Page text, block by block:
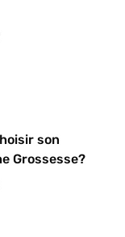
son
Grossesse?